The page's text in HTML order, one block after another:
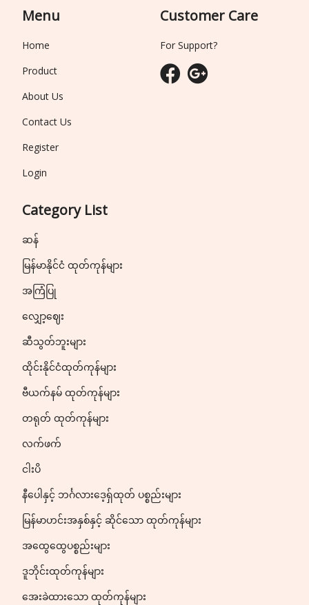
Menu
Home
Product
About Us
Contact Us
Register
Login
Category List
ဆန်
မြန်မာနိုင်ငံ ထုတ်ကုန်များ
အကြံပြု
လျှော့ဈေး
ဆီသွတ်ဘူးများ
ထိုင်းနိုင်ငံထုတ်ကုန်များ
ဗီယက်နမ် ထုတ်ကုန်များ
တရုတ် ထုတ်ကုန်များ
လက်ဖက်
ငါးပိ
နီပေါနှင့် ဘင်္ဂလားဒေ့ရှ်ထုတ် ပစ္စည်းများ
မြန်မာဟင်းအနှစ်နှင့် ဆိုင်သော ထုတ်ကုန်များ
အထွေထွေပစ္စည်းများ
ဒူဘိုင်းထုတ်ကုန်များ
အေးခဲထားသော ထုတ်ကုန်များ
Customer Care
For Support?